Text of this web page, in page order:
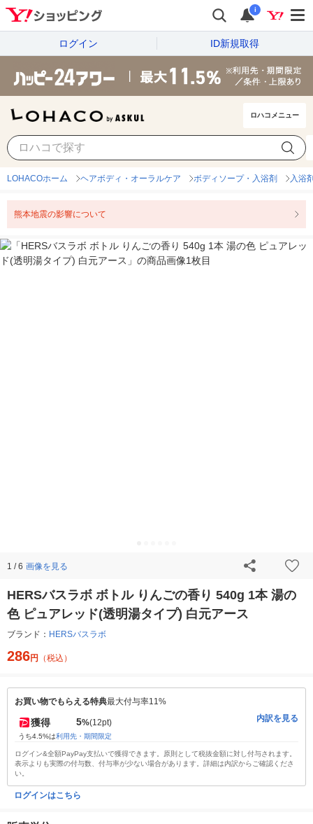
i
ログイン ID新規取得
ロハコメニュー
LOHACOホーム ヘアボディ・オーラルケア ボディソープ・入浴剤 入浴
熊本地震の影響について
1 / 6 画像を見る
HERSバスラボ ボトル りんごの香り 540g 1本 湯の
色 ピュアレッド(透明湯タイプ) 白元アース
ブランド： HERSバスラボ
286円 （税込）
お買い物でもらえる特典最大付与率11%
獲得 5%(12pt)
うち4.5%は利用先・期間限定
内訳を見る
ログイン&全額PayPay支払いで獲得できます。原則として税抜金額に対し付与されます。
表示よりも実際の付与数、付与率が少ない場合があります。詳細は内訳からご確認くださ
い。
ログインはこちら